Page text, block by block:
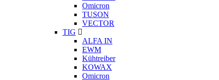
Omicron
TUSON
VECTOR
TIG
ALFA IN
EWM
Kühtreiber
KOWAX
Omicron